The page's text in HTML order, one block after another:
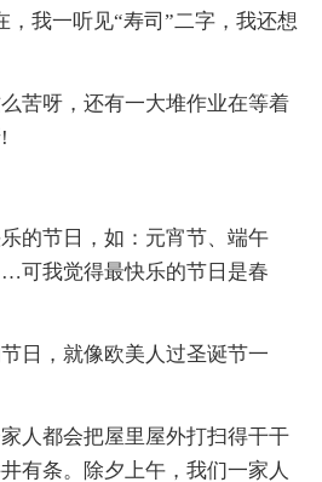
我一听见“寿司”二字，我还想
苦呀，还有一大堆作业在等着
的节日，如：元宵节、端午
可我觉得最快乐的节日是春
日，就像欧美人过圣诞节一
人都会把屋里屋外打扫得干干
有条。除夕上午，我们一家人